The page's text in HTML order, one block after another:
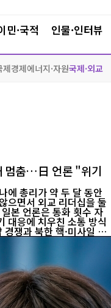
민·국적 인물·인터뷰
제경제에너지·자원국제·외교
멈춤…日 언론 "위기
에 총리가 약 두 달 동안
으면서 외교 리더십을 둘
본 언론은 통화 횟수 자
대응에 치우친 소통 방식
쟁과 북한 핵·미사일 문
상시 소통은 국가의 외
가된다. 일본경제
이란 대통령과 통화한 이
개되지 않았다고 보도했
르도안 튀르키예 대통령
유로 성사되지 못한 것으